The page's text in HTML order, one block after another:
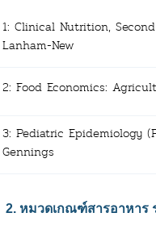
1: Clinical Nutrition,
Lanham-New
2: Food Economics:
3: Pediatric Epidemiology
Gennings
2. หมวดเกณฑ์สารอาหาร